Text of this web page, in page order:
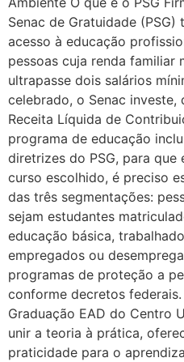
Senac de Gratuidade
acesso à educação
pessoas cuja renda familiar
ultrapasse dois salários
celebrado, o Senac investe,
Receita Líquida de
programa de educação
diretrizes do PSG, para
curso escolhido, é preciso
das três segmentações:
sejam estudantes
educação básica,
empregados ou
programas de proteção a
conforme decretos
Graduação EAD do Centro
unir a teoria à prática,
praticidade para o